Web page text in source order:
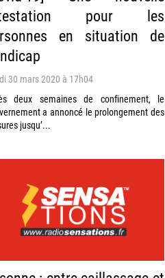
pour les
en situation de
30 mars 2020 à 17h04
deux semaines de confinement, le
a annoncé le prolongement des
jusqu’...